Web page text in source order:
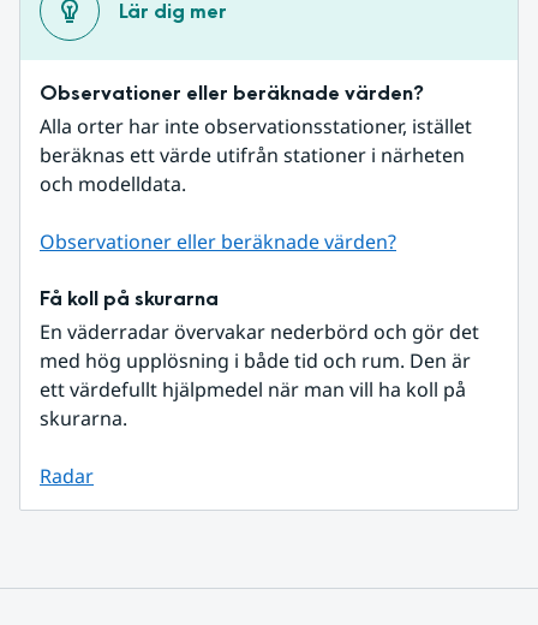
Lär dig mer
Observationer eller beräknade värden?
Alla orter har inte observationsstationer, istället
beräknas ett värde utifrån stationer i närheten
och modelldata.
Observationer eller beräknade värden?
Få koll på skurarna
En väderradar övervakar nederbörd och gör det
med hög upplösning i både tid och rum. Den är
ett värdefullt hjälpmedel när man vill ha koll på
skurarna.
Radar